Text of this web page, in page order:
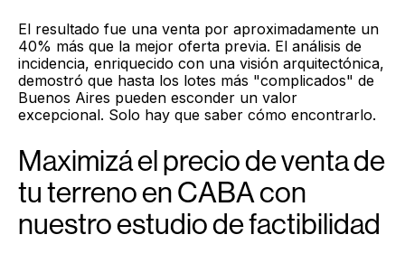
El resultado fue una venta por aproximadamente un
40% más que la mejor oferta previa. El análisis de
incidencia, enriquecido con una visión arquitectónica,
demostró que hasta los lotes más "complicados" de
Buenos Aires pueden esconder un valor
excepcional. Solo hay que saber cómo encontrarlo.
Maximizá el precio de venta de
tu terreno en CABA con
nuestro estudio de factibilidad